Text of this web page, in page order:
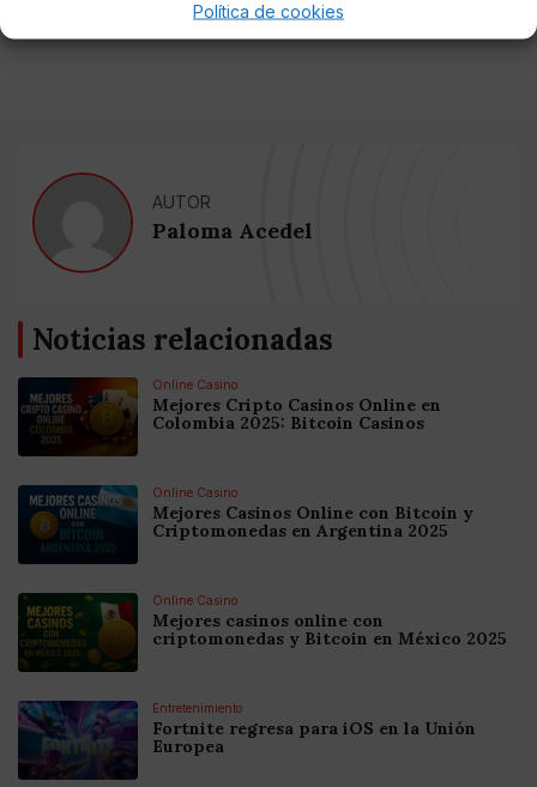
Política de cookies
espera de la orden que dictame el juez.
AUTOR
Paloma Acedel
Noticias relacionadas
Online Casino
Mejores Cripto Casinos Online en
Colombia 2025: Bitcoin Casinos
Online Casino
Mejores Casinos Online con Bitcoin y
Criptomonedas en Argentina 2025
Online Casino
Mejores casinos online con
criptomonedas y Bitcoin en México 2025
Entretenimiento
Fortnite regresa para iOS en la Unión
Europea